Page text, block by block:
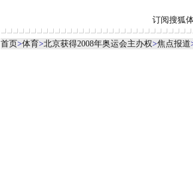
订阅搜狐
首页>体育>北京获得2008年奥运会主办权>焦点报道